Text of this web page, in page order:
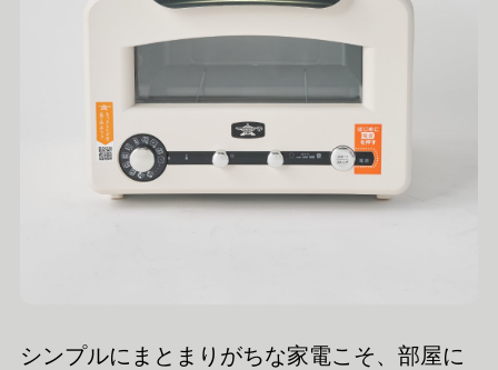
シンプルにまとまりがちな家電こそ、部屋に